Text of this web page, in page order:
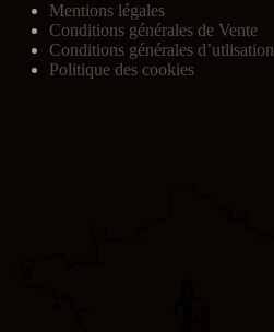
Mentions légales
Conditions générales de Vente
Conditions générales d’utlisation
Politique des cookies